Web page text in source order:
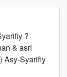
?
& asri
Asy-Syarifiy